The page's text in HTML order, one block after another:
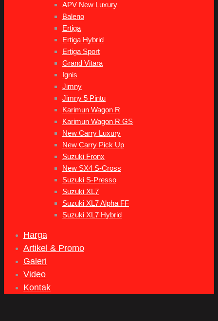
APV New Luxury
Baleno
Ertiga
Ertiga Hybrid
Ertiga Sport
Grand Vitara
Ignis
Jimny
Jimny 5 Pintu
Karimun Wagon R
Karimun Wagon R GS
New Carry Luxury
New Carry Pick Up
Suzuki Fronx
New SX4 S-Cross
Suzuki S-Presso
Suzuki XL7
Suzuki XL7 Alpha FF
Suzuki XL7 Hybrid
Harga
Artikel & Promo
Galeri
Video
Kontak